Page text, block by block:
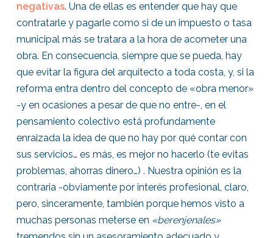
negativas. Una de ellas es entender que hay que
contratarle y pagarle como si de un impuesto o tasa
municipal más se tratara a la hora de acometer una
obra. En consecuencia, siempre que se pueda, hay
que evitar la figura del arquitecto a toda costa, y, si la
reforma entra dentro del concepto de «obra menor»
-y en ocasiones a pesar de que no entre-, en el
pensamiento colectivo está profundamente
enraizada la idea de que no hay por qué contar con
sus servicios… es más, es mejor no hacerlo (te evitas
problemas, ahorras dinero…) . Nuestra opinión es la
contraria -obviamente por interés profesional, claro,
pero, sinceramente, también porque hemos visto a
muchas personas meterse en «berenjenales»